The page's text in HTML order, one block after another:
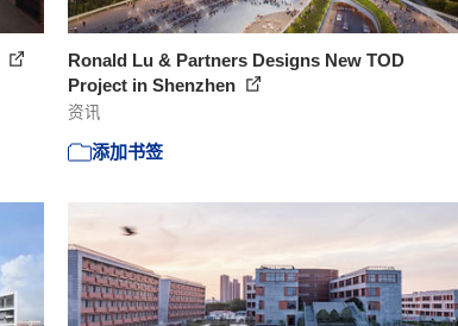
Ronald Lu & Partners Designs New TOD
Project in Shenzhen
资讯
添加书签